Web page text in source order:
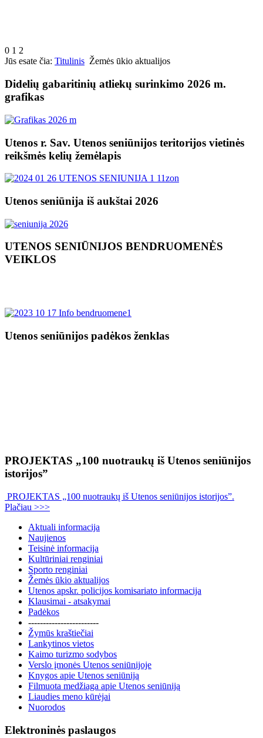
0 1 2
Jūs esate čia: Titulinis Žemės ūkio aktualijos
Didelių gabaritinių atliekų surinkimo 2026 m.
grafikas
Utenos r. Sav. Utenos seniūnijos teritorijos vietinės
reikšmės kelių žemėlapis
Utenos seniūnija iš aukštai 2026
UTENOS SENIŪNIJOS BENDRUOMENĖS
VEIKLOS
Utenos seniūnijos padėkos ženklas
PROJEKTAS „100 nuotraukų iš Utenos seniūnijos
istorijos”
PROJEKTAS „100 nuotraukų iš Utenos seniūnijos istorijos”.
Plačiau >>>
Aktuali informacija
Naujienos
Teisinė informacija
Kultūriniai renginiai
Sporto renginiai
Žemės ūkio aktualijos
Utenos apskr. policijos komisariato informacija
Klausimai - atsakymai
Padėkos
------------------------
Žymūs kraštiečiai
Lankytinos vietos
Kaimo turizmo sodybos
Verslo įmonės Utenos seniūnijoje
Knygos apie Utenos seniūniją
Filmuota medžiaga apie Utenos seniūniją
Liaudies meno kūrėjai
Nuorodos
Elektroninės paslaugos